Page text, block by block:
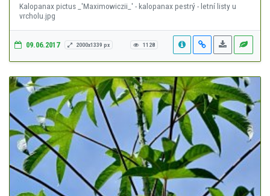
Kalopanax pictus _'Maximowiczii_' - kalopanax pestrý - letní listy u
vrcholu.jpg
09.06.2017 2000x1339 px 1128